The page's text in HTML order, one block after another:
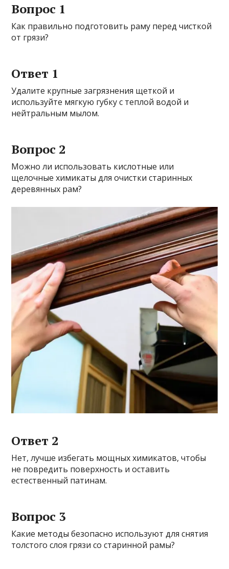
Вопрос 1
Как правильно подготовить раму перед чисткой
от грязи?
Ответ 1
Удалите крупные загрязнения щеткой и
используйте мягкую губку с теплой водой и
нейтральным мылом.
Вопрос 2
Можно ли использовать кислотные или
щелочные химикаты для очистки старинных
деревянных рам?
Ответ 2
Нет, лучше избегать мощных химикатов, чтобы
не повредить поверхность и оставить
естественный патинам.
Вопрос 3
Какие методы безопасно используют для снятия
толстого слоя грязи со старинной рамы?